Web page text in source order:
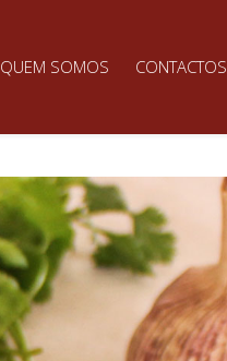
QUEM SOMOS CONTACTOS